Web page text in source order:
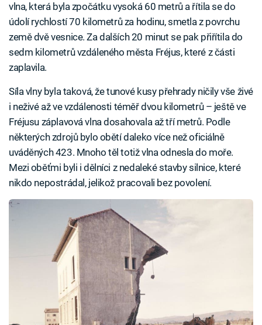
vlna, která byla zpočátku vysoká 60 metrů a řítila se do
údolí rychlostí 70 kilometrů za hodinu, smetla z povrchu
země dvě vesnice. Za dalších 20 minut se pak přiřítila do
sedm kilometrů vzdáleného města Fréjus, které z části
zaplavila.
Síla vlny byla taková, že tunové kusy přehrady ničily vše živé
i neživé až ve vzdálenosti téměř dvou kilometrů – ještě ve
Fréjusu záplavová vlna dosahovala až tří metrů. Podle
některých zdrojů bylo obětí daleko více než oficiálně
uváděných 423. Mnoho těl totiž vlna odnesla do moře.
Mezi oběťmi byli i dělníci z nedaleké stavby silnice, které
nikdo nepostrádal, jelikož pracovali bez povolení.